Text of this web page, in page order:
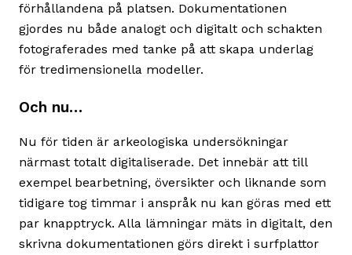
förhållandena på platsen. Dokumentationen
gjordes nu både analogt och digitalt och schakten
fotograferades med tanke på att skapa underlag
för tredimensionella modeller.
Och nu…
Nu för tiden är arkeologiska undersökningar
närmast totalt digitaliserade. Det innebär att till
exempel bearbetning, översikter och liknande som
tidigare tog timmar i anspråk nu kan göras med ett
par knapptryck. Alla lämningar mäts in digitalt, den
skrivna dokumentationen görs direkt i surfplattor